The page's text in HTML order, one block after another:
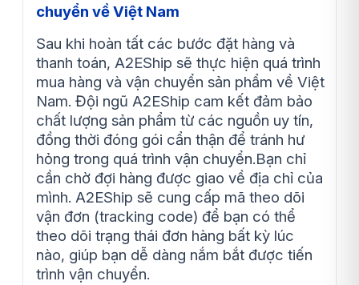
chuyển về Việt Nam
Sau khi hoàn tất các bước đặt hàng và
thanh toán, A2EShip sẽ thực hiện quá trình
mua hàng và vận chuyển sản phẩm về Việt
Nam. Đội ngũ A2EShip cam kết đảm bảo
chất lượng sản phẩm từ các nguồn uy tín,
đồng thời đóng gói cẩn thận để tránh hư
hỏng trong quá trình vận chuyển.Bạn chỉ
cần chờ đợi hàng được giao về địa chỉ của
mình. A2EShip sẽ cung cấp mã theo dõi
vận đơn (tracking code) để bạn có thể
theo dõi trạng thái đơn hàng bất kỳ lúc
nào, giúp bạn dễ dàng nắm bắt được tiến
trình vận chuyển.